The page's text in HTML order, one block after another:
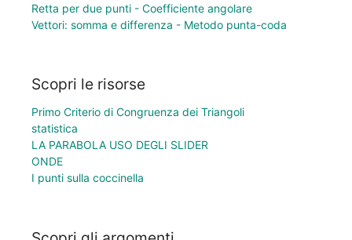
Retta per due punti - Coefficiente angolare
Vettori: somma e differenza - Metodo punta-coda
Scopri le risorse
Primo Criterio di Congruenza dei Triangoli
statistica
LA PARABOLA USO DEGLI SLIDER
ONDE
I punti sulla coccinella